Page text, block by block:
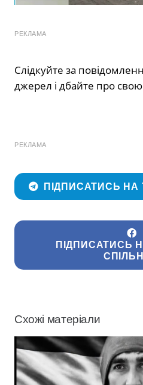
РЕКЛАМА
Слідкуйте за
джерел і дбайте про
РЕКЛАМА
ПІДПИСАТИСЬ НА
ПІДПИСАТИСЬ
Схожі матеріали